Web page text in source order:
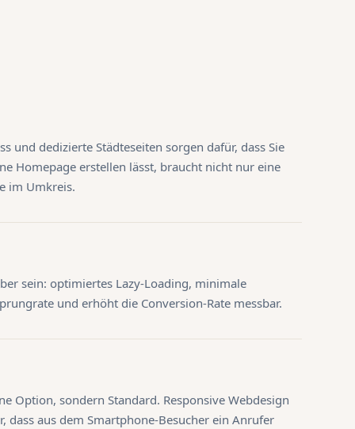
und dedizierte Städteseiten sorgen dafür, dass Sie
Homepage erstellen lässt, braucht nicht nur eine
im Umkreis.
sein: optimiertes Lazy-Loading, minimale
und erhöht die Conversion-Rate messbar.
Option, sondern Standard. Responsive Webdesign
aus dem Smartphone-Besucher ein Anrufer